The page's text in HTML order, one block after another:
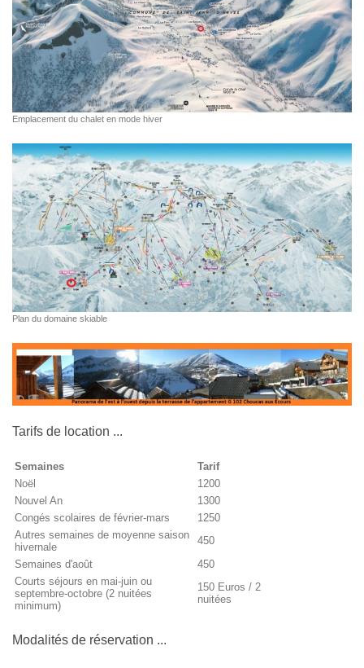
Emplacement du chalet en mode hiver
Plan du domaine skiable
Tarifs de location ...
Semaines
Tarif
Noël
1200
Nouvel An
1300
Congés scolaires de février-mars
1250
Autres semaines de moyenne saison
hivernale
450
Semaines d'août
450
Courts séjours en mai-juin ou
septembre-octobre (2 nuitées
minimum)
150 Euros / 2
nuitées
Modalités de réservation ...